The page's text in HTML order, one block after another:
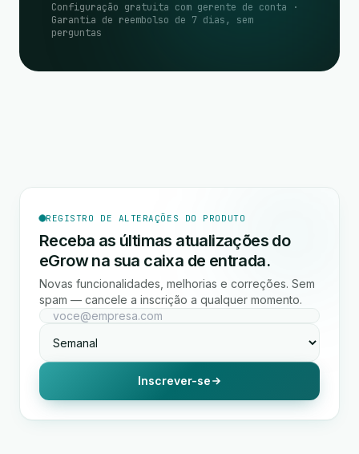
Configuração gratuita com gerente de conta ·
Garantia de reembolso de 7 dias, sem
perguntas
REGISTRO DE ALTERAÇÕES DO PRODUTO
Receba as últimas atualizações do
eGrow na sua caixa de entrada.
Novas funcionalidades, melhorias e correções. Sem
spam — cancele a inscrição a qualquer momento.
Inscrever-se